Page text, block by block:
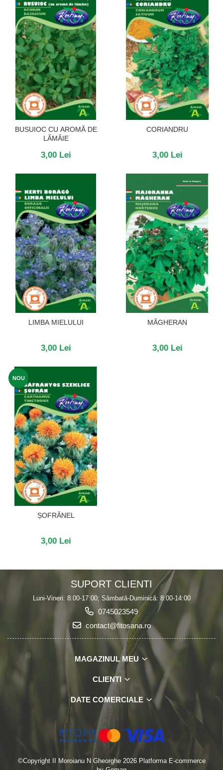
BUSUIOC CU AROMĂ DE
LĂMÂIE
3,00 Lei
CORIANDRU
3,00 Lei
LIMBA MIELULUI
3,00 Lei
MĂGHERAN
3,00 Lei
NOU
ȘOFRĂNEL
3,00 Lei
SUPORT CLIENTI
Luni-Vineri: 8:00-17:00; Sămbată-Duminică: 8:00-14:00
0745023549
contact@fitosana.ro
MAGAZINUL MEU
CLIENTI
DATE COMERCIALE
©Copyright II Moroianu N Gheorghe 2026 Platforma E-commerce